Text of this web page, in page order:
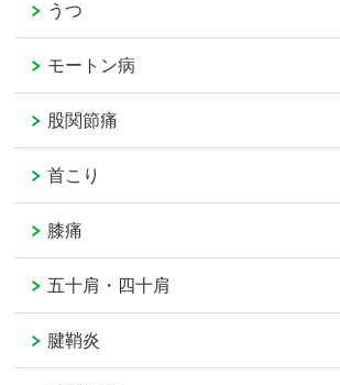
うつ
モートン病
股関節痛
首こり
膝痛
五十肩・四十肩
腱鞘炎